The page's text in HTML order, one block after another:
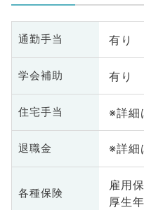
通勤手当 有り
学会補助 有り
住宅手当 ※詳細
退職金 ※詳細
各種保険
雇用
厚生